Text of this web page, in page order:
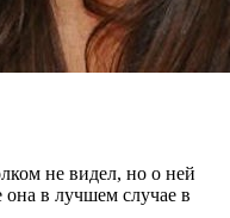
не видел, но о ней
она в лучшем случае в